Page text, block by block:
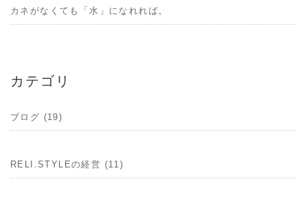
カネがなくても「水」になれれば。
カテゴリ
ブログ (19)
RELI.STYLEの経営 (11)